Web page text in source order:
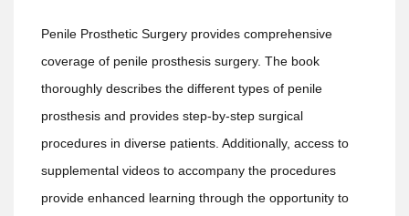
Penile Prosthetic Surgery provides comprehensive
coverage of penile prosthesis surgery. The book
thoroughly describes the different types of penile
prosthesis and provides step-by-step surgical
procedures in diverse patients. Additionally, access to
supplemental videos to accompany the procedures
provide enhanced learning through the opportunity to